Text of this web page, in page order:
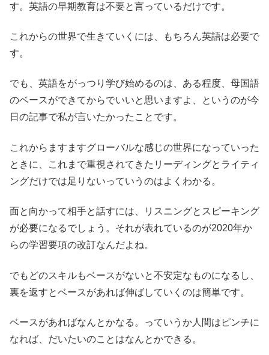
す。英語の早期教育は不要と言っているだけです。
これからの世界で生きていくには、もちろん英語は必要で
す。
でも、英語をがっつり学び始めるのは、ある程度、母国語
のベースができてからでいいと思いますよ、というのが今
日の記事で私が言いたかったことです。
これからますますグローバルな感じの世界になっていった
ときに、これまで重視されてきたリーディングとライティ
ングだけでは足りないっていうのはよくわかる。
面と向かって相手と話すには、リスニングとスピーキング
が必要になるでしょう。それが表れているのが2020年か
らの学習要項の改訂なんだよね。
でもどのスキルもベースがないと不安定なものになるし、
裏を返すとベースがあれば伸ばしていくのは簡単です。
ベースがあればなんとかなる。っていうか人間はピンチに
なれば、だいたいのことはなんとかできる。